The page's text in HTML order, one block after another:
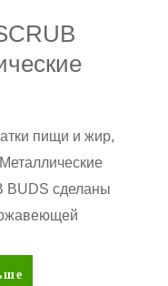
пищи и жир,
BUDS сделаны